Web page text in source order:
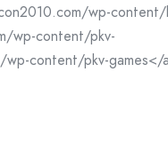
wp-
wp-content/pkv-
content/pkv-games</